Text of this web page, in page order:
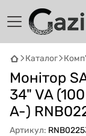
Каталог
Монітор
34" VA
A-)
Артикул:
GAZIK AI
Онлайн ·
Привіт!